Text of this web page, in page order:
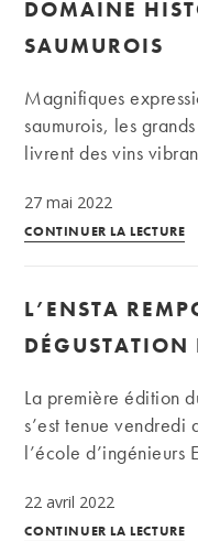
DOMAINE
SAUMUROIS
Magnifiques
saumurois, les
livrent des vins
27 mai 2022
CONTINUER LA LECTURELe
du
L’ENSTA
DÉGUSTATION
La première édition
s’est tenue
l’école d’ingénieurs
22 avril 2022
CONTINUER LA LECTURE